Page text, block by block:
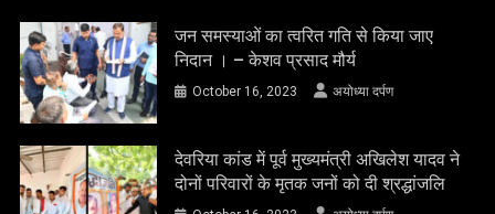
जन समस्याओं का त्वरित गति से किया जाए
निदान । – केशव प्रसाद मौर्य
October 16, 2023 अयोध्या दर्पण
देवरिया कांड में पूर्व मुख्यमंत्री अखिलेश यादव ने
दोनों परिवारों के मृतक जनों को दी श्रद्धांजलि